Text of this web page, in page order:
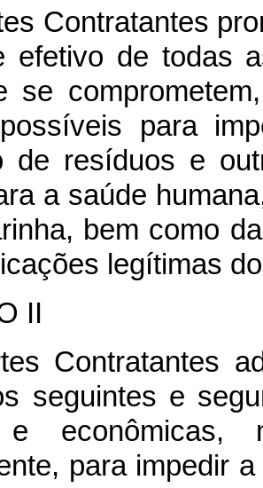
Contratantes
efetivo de todas
se
para
de resíduos e
a saúde
bem como
legítimas
II
Contratantes
seguintes e
e econômicas,
para impedir